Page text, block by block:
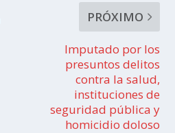
PRÓXIMO
Imputado por los
presuntos delitos
contra la salud,
instituciones de
seguridad pública y
homicidio doloso